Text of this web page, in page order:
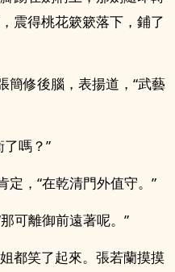
震得桃花簌簌落下，鋪了
簡修後腦，表揚道，“武藝
嗎？”
定，“在乾清門外值守。”
可離御前遠著呢。”
都笑了起來。張若蘭摸摸